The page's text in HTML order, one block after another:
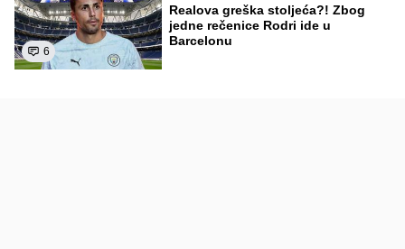
6
Realova greška stoljeća?! Zbog
jedne rečenice Rodri ide u
Barcelonu